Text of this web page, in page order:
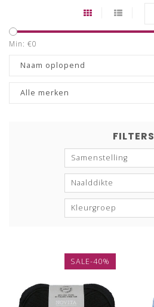
Min: €0
Naam oplopend
Alle merken
FILTERS
Samenstelling
Naalddikte
Kleurgroep
SALE-40%